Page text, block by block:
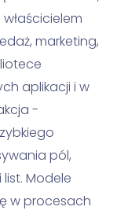
właścicielem
marketing,
aplikacji i w
-
pól,
Modele
w procesach